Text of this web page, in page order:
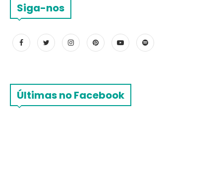
Siga-nos
Últimas no Facebook